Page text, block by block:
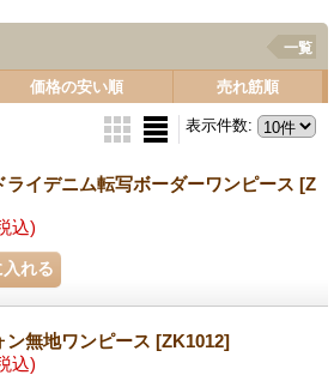
一覧
価格の安い順 売れ筋順
表示件数:
ライデニム転写ボーダーワンピース [Z
込)
ン無地ワンピース [ZK1012]
込)